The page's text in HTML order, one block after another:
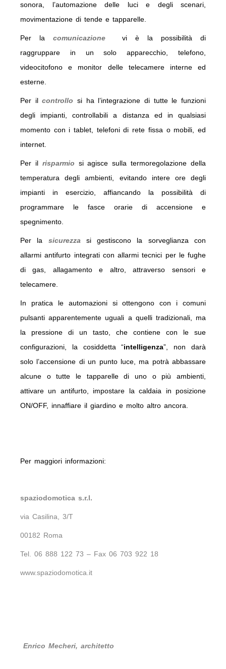
sonora, l’automazione delle luci e degli scenari,
movimentazione di tende e tapparelle.
Per lacomunicazione
vi è la possibilità di
raggruppare in un solo apparecchio, telefono,
videocitofono e monitor delle telecamere interne ed
esterne.
Per ilcontrollo si ha l’integrazione di tutte le funzioni
degli impianti, controllabili a distanza ed in qualsiasi
momento con i tablet, telefoni di rete fissa o mobili, ed
internet.
Per il risparmio si agisce sulla termoregolazione della
temperatura degli ambienti, evitando intere ore degli
impianti in esercizio, affiancando la possibilità di
programmare le fasce orarie di accensione e
spegnimento.
Per la sicurezza si gestiscono la sorveglianza con
allarmi antifurto integrati con allarmi tecnici per le fughe
di gas, allagamento e altro, attraverso sensori e
telecamere.
In pratica le automazioni si ottengono con i comuni
pulsanti apparentemente uguali a quelli tradizionali, ma
la pressione di un tasto, che contiene con le sue
configurazioni, la cosiddetta “intelligenza”, non darà
solo l’accensione di un punto luce, ma potrà abbassare
alcune o tutte le tapparelle di uno o più ambienti,
attivare un antifurto, impostare la caldaia in posizione
ON/OFF, innaffiare il giardino e molto altro ancora.
Per maggiori informazioni:
spaziodomotica s.r.l.
via Casilina, 3/T
00182 Roma
Tel. 06 888 122 73 – Fax 06 703 922 18
www.spaziodomotica.it
Enrico Mecheri, architetto